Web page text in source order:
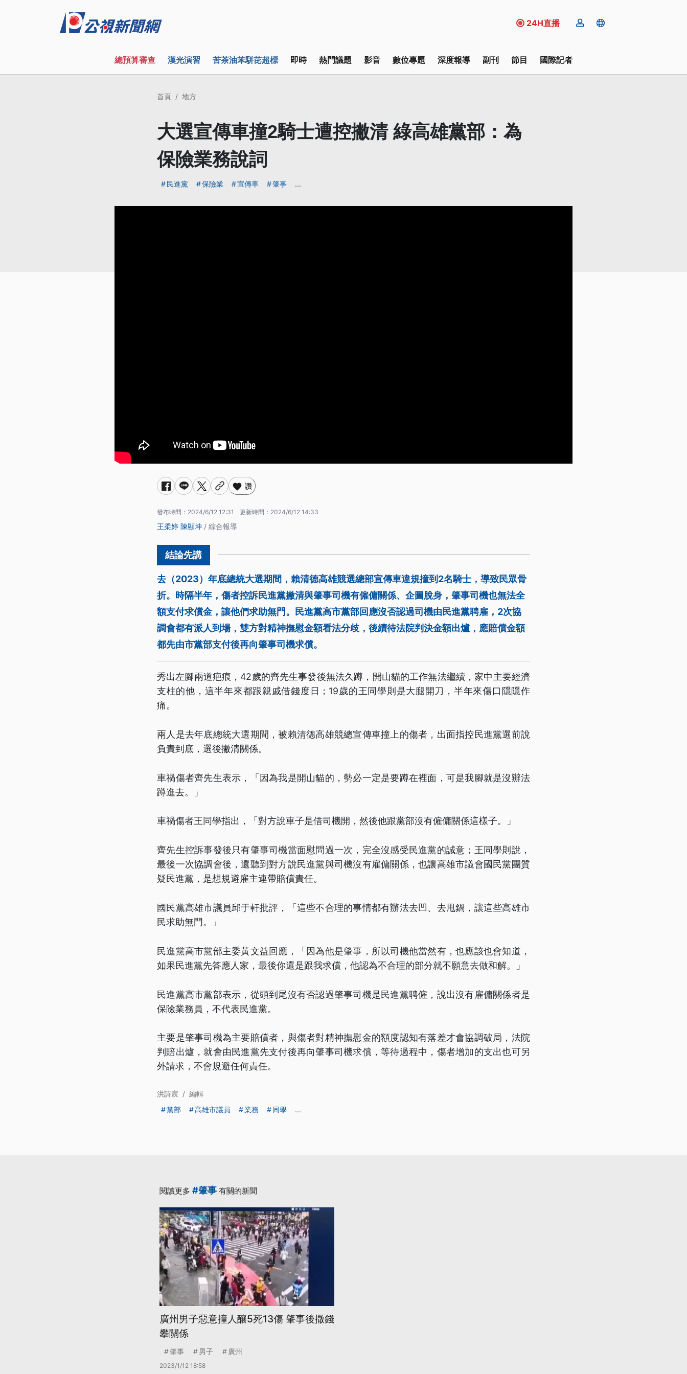
24H直播
總預算審查 漢光演習 苦茶油苯駢芘超標 即時 熱門議題 影音 數位專題 深度報導 副刊 節目 國際記者
首頁 地方
大選宣傳車撞2騎士遭控撇清 綠高雄黨部：為
保險業務說詞
民進黨 保險業 宣傳車 肇事 ...
讚
發布時間： 2024/6/12 12:31 更新時間： 2024/6/12 14:33
王柔婷 陳顯坤 / 綜合報導
去（2023）年底總統大選期間，賴清德高雄競選總部宣傳車違規撞到2名騎士，導致民眾骨
折。時隔半年，傷者控訴民進黨撇清與肇事司機有僱傭關係、企圖脫身，肇事司機也無法全
額支付求償金，讓他們求助無門。民進黨高市黨部回應沒否認過司機由民進黨聘雇，2次協
調會都有派人到場，雙方對精神撫慰金額看法分歧，後續待法院判決金額出爐，應賠償金額
都先由市黨部支付後再向肇事司機求償。
秀出左腳兩道疤痕，42歲的齊先生事發後無法久蹲，開山貓的工作無法繼續，家中主要經濟
支柱的他，這半年來都跟親戚借錢度日；19歲的王同學則是大腿開刀，半年來傷口隱隱作
痛。
兩人是去年底總統大選期間，被賴清德高雄競總宣傳車撞上的傷者，出面指控民進黨選前說
負責到底，選後撇清關係。
車禍傷者齊先生表示，「因為我是開山貓的，勢必一定是要蹲在裡面，可是我腳就是沒辦法
蹲進去。」
車禍傷者王同學指出，「對方說車子是借司機開，然後他跟黨部沒有僱傭關係這樣子。」
齊先生控訴事發後只有肇事司機當面慰問過一次，完全沒感受民進黨的誠意；王同學則說，
最後一次協調會後，還聽到對方說民進黨與司機沒有雇傭關係，也讓高雄市議會國民黨團質
疑民進黨，是想規避雇主連帶賠償責任。
國民黨高雄市議員邱于軒批評，「這些不合理的事情都有辦法去凹、去甩鍋，讓這些高雄市
民求助無門。」
民進黨高市黨部主委黃文益回應，「因為他是肇事，所以司機他當然有，也應該也會知道，
如果民進黨先答應人家，最後你還是跟我求償，他認為不合理的部分就不願意去做和解。」
民進黨高市黨部表示，從頭到尾沒有否認過肇事司機是民進黨聘僱，說出沒有雇傭關係者是
保險業務員，不代表民進黨。
主要是肇事司機為主要賠償者，與傷者對精神撫慰金的額度認知有落差才會協調破局，法院
判賠出爐，就會由民進黨先支付後再向肇事司機求償，等待過程中，傷者增加的支出也可另
外請求，不會規避任何責任。
洪詩宸 / 編輯
黨部
高雄市議員 業務 同學 ...
閱讀更多 #肇事 有關的新聞
廣州男子惡意撞人釀5死13傷 肇事後撒錢
攀關係
肇事 男子 廣州
2023/1/12 18:58